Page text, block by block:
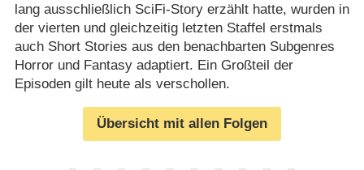
lang ausschließlich SciFi-Story erzählt hatte, wurden in
der vierten und gleichzeitig letzten Staffel erstmals
auch Short Stories aus den benachbarten Subgenres
Horror und Fantasy adaptiert. Ein Großteil der
Episoden gilt heute als verschollen.
Übersicht mit allen Folgen